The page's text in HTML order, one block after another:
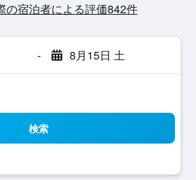
の宿泊者による評価842​件
- 8月15日 土
検索